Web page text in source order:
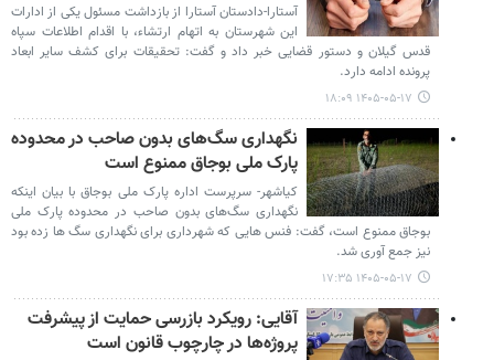
آستارا-دادستان آستارا از بازداشت مسئول یکی از ادارات
این شهرستان به اتهام ارتشاء، با اقدام اطلاعات سپاه
قدس گیلان و دستور قضایی خبر داد و گفت: تحقیقات برای کشف سایر ابعاد
پرونده ادامه دارد.
۱۴۰۵-۰۵-۱۷ ۱۸:۰۹
نگهداری سگ‌های بدون صاحب در محدوده
پارک ملی بوجاق ممنوع است
کیاشهر- سرپرست اداره پارک ملی بوجاق با بیان اینکه
نگهداری سگ‌های بدون صاحب در محدوده پارک ملی
بوجاق ممنوع است، گفت: فنس هایی که شهرداری برای نگهداری سگ ها زده بود
نیز جمع آوری شد.
۱۴۰۵-۰۵-۱۷ ۱۷:۳۵
آقایی: رویکرد بازرسی حمایت از پیشرفت
پروژه‌ها در چارچوب قانون است